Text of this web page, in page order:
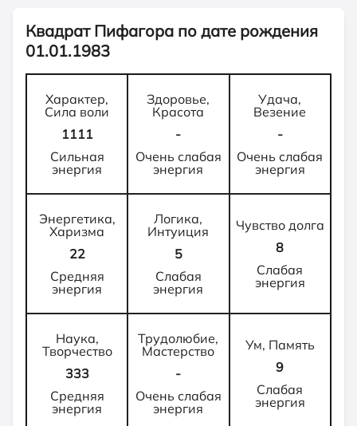
Квадрат Пифагора по дате рождения
01.01.1983
Характер,
Сила воли
1111
Сильная
энергия
Здоровье,
Красота
-
Очень слабая
энергия
Удача,
Везение
-
Очень слабая
энергия
Энергетика,
Харизма
22
Средняя
энергия
Логика,
Интуиция
5
Слабая
энергия
Чувство долга
8
Слабая
энергия
Наука,
Творчество
333
Средняя
энергия
Трудолюбие,
Мастерство
-
Очень слабая
энергия
Ум, Память
9
Слабая
энергия